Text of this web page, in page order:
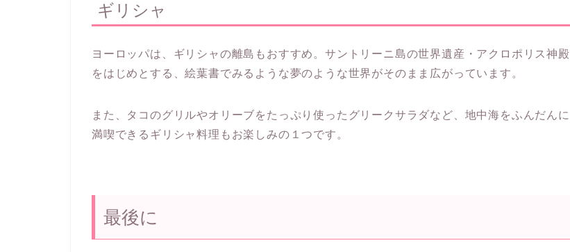
ギリシャ
ヨーロッパは、ギリシャの離島もおすすめ。サントリーニ島の世界遺産・アクロポリス神殿
をはじめとする、絵葉書でみるような夢のような世界がそのまま広がっています。
また、タコのグリルやオリーブをたっぷり使ったグリークサラダなど、地中海をふんだんに
満喫できるギリシャ料理もお楽しみの１つです。
最後に